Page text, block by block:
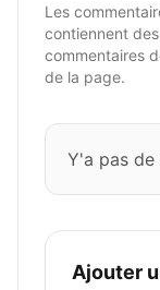
Les
contiennent
commentaires
de la page.
Y'a pas
Ajouter